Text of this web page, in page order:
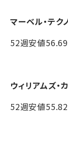
マーベル・テク
52週安値
ウィリアムズ・
52週安値